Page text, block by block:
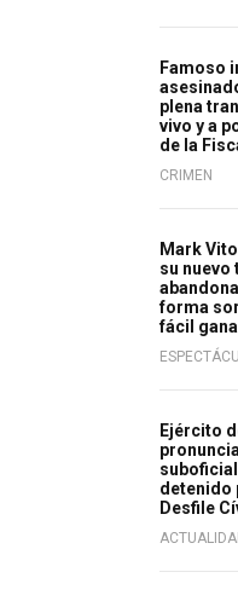
Famoso
plena
vivo y a
de la
CRIMEN
Mark
su nuevo
forma
fácil
Ejército
detenido
Desfile